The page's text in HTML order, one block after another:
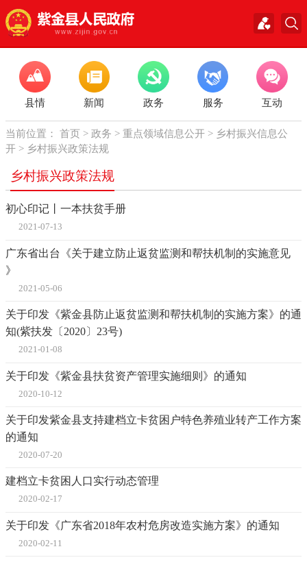
县情 新闻 政务 服务 互动
当前位置： 首页 > 政务 > 重点领域信息公开> 乡村振兴信息公
开> 乡村振兴政策法规
乡村振兴政策法规
初心印记丨一本扶贫手册
2021-07-13
广东省出台《关于建立防止返贫监测和帮扶机制的实施意见
》
2021-05-06
关于印发《紫金县防止返贫监测和帮扶机制的实施方案》的通
知(紫扶发〔2020〕23号)
2021-01-08
关于印发《紫金县扶贫资产管理实施细则》的通知
2020-10-12
关于印发紫金县支持建档立卡贫困户特色养殖业转产工作方案
的通知
2020-07-20
建档立卡贫困人口实行动态管理
2020-02-17
关于印发《广东省2018年农村危房改造实施方案》的通知
2020-02-11